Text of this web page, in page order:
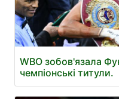
WBO зобов'язала
чемпіонські титули.